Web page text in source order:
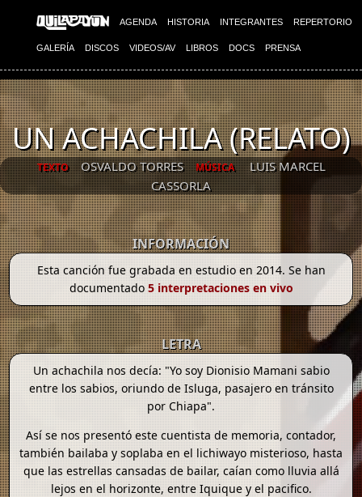
AGENDA HISTORIA INTEGRANTES REPERTORIO
GALERÍA DISCOS VIDEOS/AV LIBROS DOCS PRENSA
UN ACHACHILA (RELATO)
TEXTO OSVALDO TORRES MÚSICA
LUIS MARCEL
CASSORLA
INFORMACIÓN
Esta canción fue grabada en estudio en 2014. Se han
documentado5 interpretaciones en vivo
LETRA
Un achachila nos decía: "Yo soy Dionisio Mamani sabio
entre los sabios, oriundo de Isluga, pasajero en tránsito
por Chiapa".
Así se nos presentó este cuentista de memoria, contador,
también bailaba y soplaba en el lichiwayo misterioso, hasta
que las estrellas cansadas de bailar, caían como lluvia allá
lejos en el horizonte, entre Iquique y el pacifico.